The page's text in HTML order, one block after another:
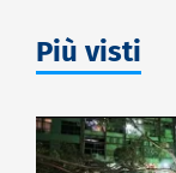
Più visti